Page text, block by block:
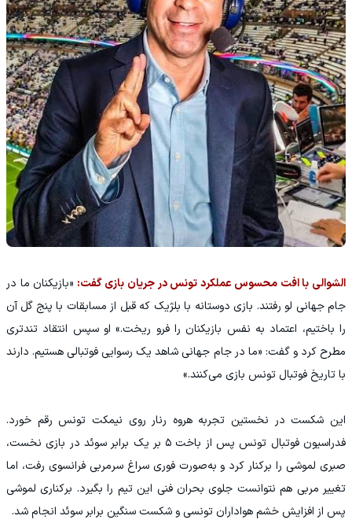
الشوالی با افت محسوس عملکرد تونس در جریان بازی گفت: «بازیکنان ما در
جام جهانی لو رفتند. بازی دوستانه با بلژیک که قبل از مسابقات با پنج گل آن
را باختیم، اعتماد به نفس بازیکنان را فرو ریخت.» او سپس انتقاد تندتری
مطرح کرد و گفت: «ما در جام جهانی شاهد یک رسوایی فوتبالی هستیم. دارند
با تاریخ فوتبال تونس بازی می‌کنند.»
این شکست در نخستین تجربه هروه رنار روی نیمکت تونس رقم خورد.
فدراسیون فوتبال تونس پس از باخت ۵ بر یک برابر سوئد در بازی نخست،
صبری لموشی را برکنار کرد و به‌صورت فوری سراغ سرمربی فرانسوی رفت، اما
تغییر مربی هم نتوانست جلوی بحران فنی این تیم را بگیرد. برکناری لموشی
پس از افزایش خشم هواداران تونسی و شکست سنگین برابر سوئد انجام شد.